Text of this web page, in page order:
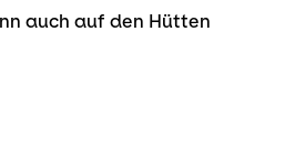
auch auf den Hütten